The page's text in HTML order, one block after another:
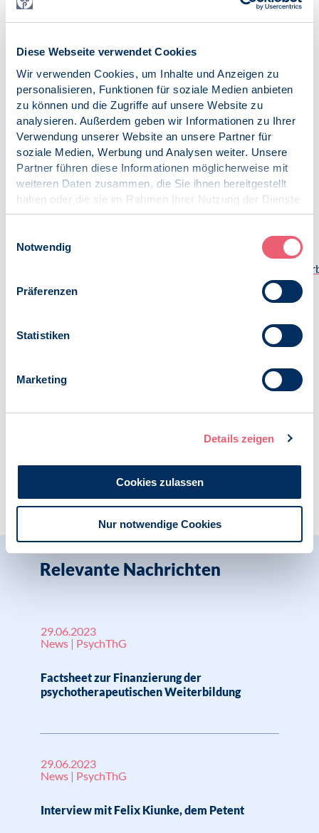
Diese Webseite verwendet Cookies
Wir verwenden Cookies, um Inhalte und Anzeigen zu
personalisieren, Funktionen für soziale Medien anbieten
zu können und die Zugriffe auf unsere Website zu
analysieren. Außerdem geben wir Informationen zu Ihrer
Verwendung unserer Website an unsere Partner für
soziale Medien, Werbung und Analysen weiter. Unsere
Partner führen diese Informationen möglicherweise mit
weiteren Daten zusammen, die Sie ihnen bereitgestellt
haben oder die sie im Rahmen Ihrer Nutzung der Dienste
gesammelt haben.
Notwendig
Präferenzen
Statistiken
Marketing
Details zeigen
Cookies zulassen
Nur notwendige Cookies
und Psychotherapeu-ten in Weiterbildung erbringen zu
lassen. Bei der Vergütung der Behandlungsleis-tungen von
berücksichtigen. Neben den Personal- und Sachkosten zur
Erbringung der Behandlungsleistungen durch die
Weiterbildungs-Teilnehmerinnen und -Teilnehmer
gehören dazu auch die Kosten für
Weiterbildungsleistungen wie Theorie, Supervision und
Selbsterfahrung. Für die stationäre Weiterbildung sollen
Kliniken bestehende Stellen in Weiterbildungsstellen
umwandeln und zusätzlich weitere Stellen für
Psychotherapeutinnen und Psychotherapeuten finanziert
bekommen, wenn diese für die Weiterbildung benötigt
werden.“
Datei herunterladen:
[143 KB]
29.06.2023
News
Relevante Nachrichten
29.06.2023
News | PsychThG
Factsheet zur Finanzierung der
psychotherapeutischen Weiterbildung
29.06.2023
News | PsychThG
Interview mit Felix Kiunke, dem Petent